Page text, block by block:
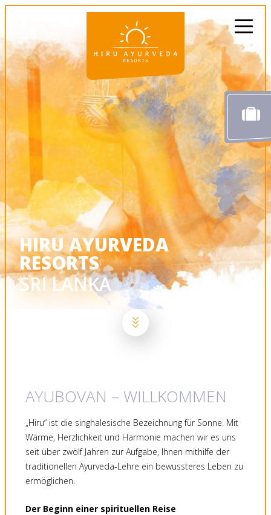
HIRU AYURVEDA
RESORTS
SRI LANKA
AYUBOVAN – WILLKOMMEN
„Hiru“ ist die singhalesische Bezeichnung für Sonne. Mit
Wärme, Herzlichkeit und Harmonie machen wir es uns
seit über zwölf Jahren zur Aufgabe, Ihnen mithilfe der
traditionellen Ayurveda-Lehre ein bewussteres Leben zu
ermöglichen.
Der Beginn einer spirituellen Reise